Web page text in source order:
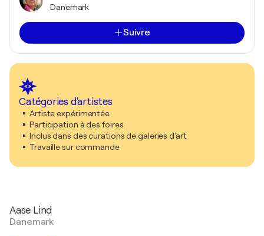
Danemark
Suivre
Catégories d'artistes
Artiste expérimentée
Participation à des foires
Inclus dans des curations de galeries d'art
Travaille sur commande
Aase Lind
Danemark